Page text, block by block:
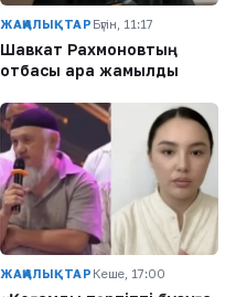
ЖАҢАЛЫҚТАР Бүгін, 11:17
Шавкат Рахмоновтың
отбасы қара жамылды
ЖАҢАЛЫҚТАР Кеше, 17:00